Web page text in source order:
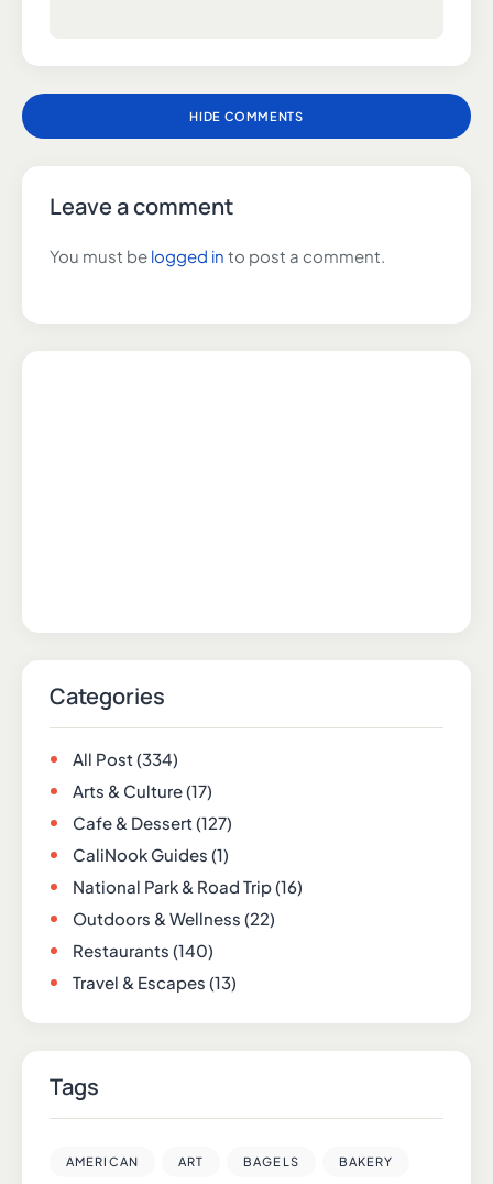
HIDE COMMENTS
Leave a comment
You must be logged in to post a comment.
Categories
All Post(334)
Arts & Culture(17)
Cafe & Dessert(127)
CaliNook Guides (1)
National Park & Road Trip(16)
Outdoors & Wellness (22)
Restaurants (140)
Travel & Escapes (13)
Tags
AMERICAN ART BAGELS BAKERY